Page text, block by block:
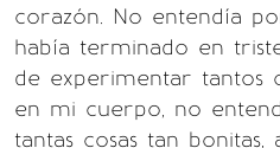
corazón. No entendía
había terminado en
de experimentar tantos
en mi cuerpo, no
tantas cosas tan